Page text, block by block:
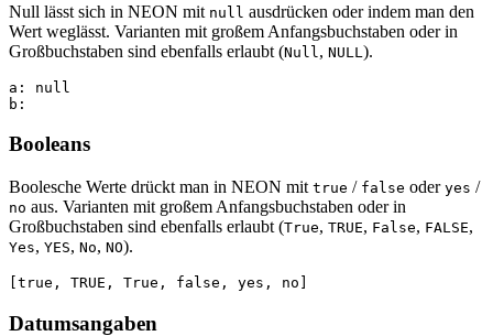
Null lässt sich in NEON mit null ausdrücken oder indem man den
Wert weglässt. Varianten mit großem Anfangsbuchstaben oder in
Großbuchstaben sind ebenfalls erlaubt (Null , NULL ).
a: null
Booleans
Boolesche Werte drückt man in NEON mit true / false oder yes /
no aus. Varianten mit großem Anfangsbuchstaben oder in
Großbuchstaben sind ebenfalls erlaubt (True, TRUE, False, FALSE,
Yes, YES, No, NO).
Datumsangaben